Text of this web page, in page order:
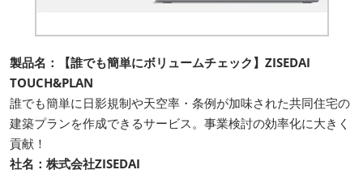
製品名：【誰でも簡単にボリュームチェック】ZISEDAI
TOUCH&PLAN
誰でも簡単に日影規制や天空率・条例が加味された共同住宅の
建築プランを作成できるサービス。事業検討の効率化に大きく
貢献！
社名：株式会社ZISEDAI